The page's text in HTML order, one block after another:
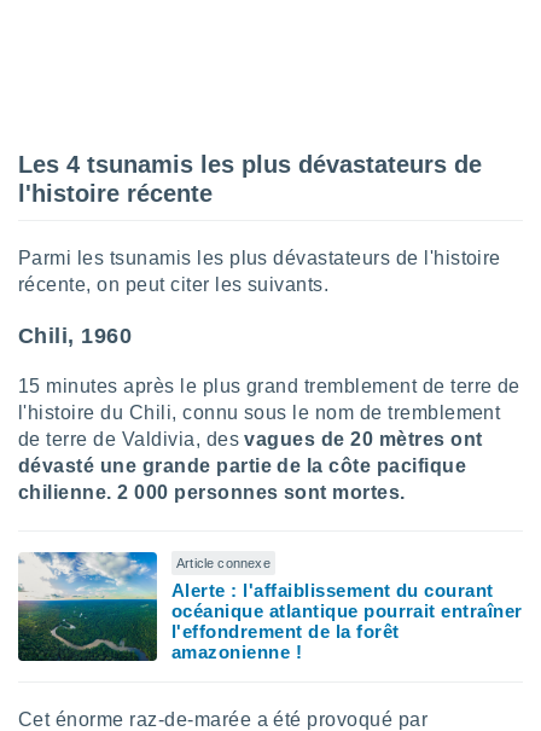
de
et
des
et du
études
et
Les 4 tsunamis les plus dévastateurs de
l'histoire récente
Parmi les tsunamis les plus dévastateurs de l'histoire
récente, on peut citer les suivants.
Chili, 1960
15 minutes après le plus grand tremblement de terre de
l'histoire du Chili, connu sous le nom de tremblement
de terre de Valdivia, desvagues de 20 mètres ont
dévasté une grande partie de la côte pacifique
chilienne. 2 000 personnes sont mortes.
Article connexe
Alerte : l'affaiblissement du courant
océanique atlantique pourrait entraîner
l'effondrement de la forêt
amazonienne !
Cet énorme raz-de-marée a été provoqué par